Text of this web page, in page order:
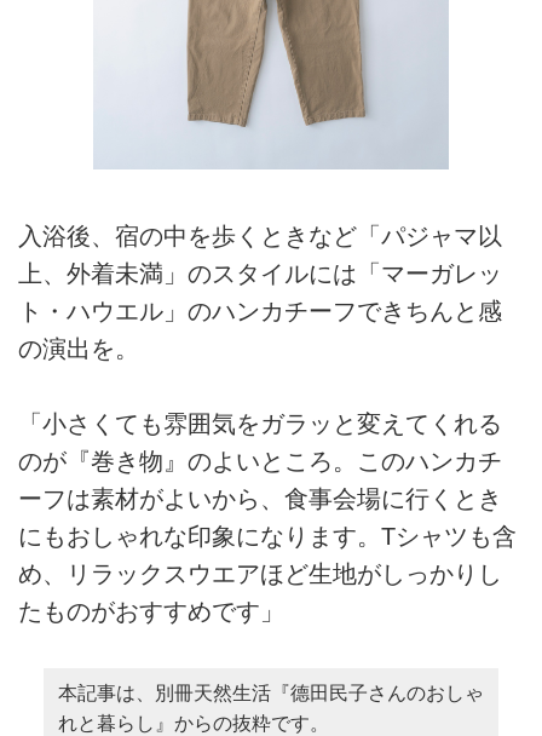
入浴後、宿の中を歩くときなど「パジャマ以
上、外着未満」のスタイルには「マーガレッ
ト・ハウエル」のハンカチーフできちんと感
の演出を。
「小さくても雰囲気をガラッと変えてくれる
のが『巻き物』のよいところ。このハンカチ
ーフは素材がよいから、食事会場に行くとき
にもおしゃれな印象になります。Tシャツも含
め、リラックスウエアほど生地がしっかりし
たものがおすすめです」
本記事は、別冊天然生活『德田民子さんのおしゃ
れと暮らし』からの抜粋です。